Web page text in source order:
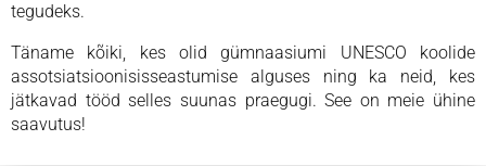
tegudeks.
Täname kõiki, kes olid gümnaasiumi UNESCO koolide
assotsiatsioonisisseastumise alguses ning ka neid, kes
jätkavad tööd selles suunas praegugi. See on meie ühine
saavutus!